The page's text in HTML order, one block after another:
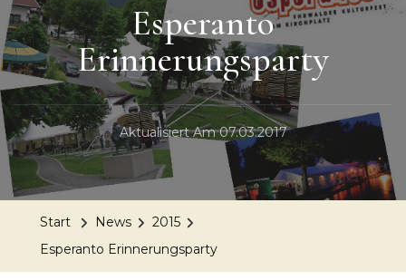
Esperanto
Erinnerungsparty
Aktualisiert Am07.03.2017
Start News
2015
Esperanto Erinnerungsparty